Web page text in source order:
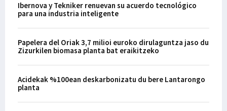
Ibernova y Tekniker renuevan su acuerdo tecnológico
para una industria inteligente
Papelera del Oriak 3,7 milioi euroko dirulaguntza jaso du
Zizurkilen biomasa planta bat eraikitzeko
Acidekak %100ean deskarbonizatu du bere Lantarongo
planta